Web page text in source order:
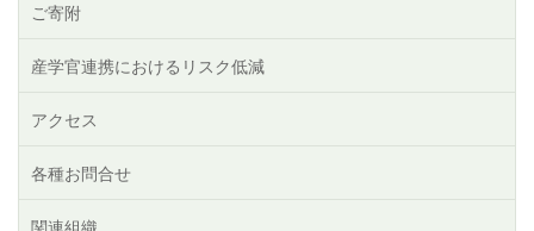
ご寄附
産学官連携におけるリスク低減
アクセス
各種お問合せ
関連組織